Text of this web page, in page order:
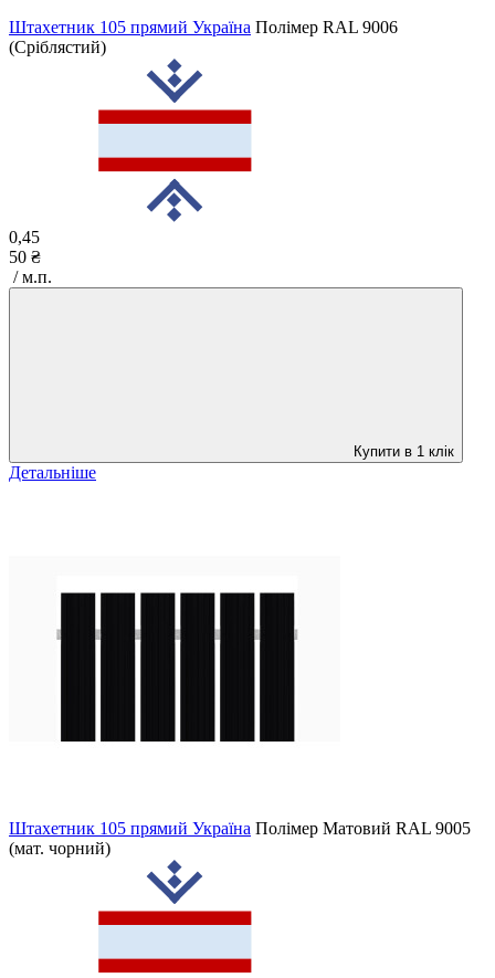
Штахетник 105 прямий Україна Полімер RAL 9006
(Сріблястий)
0,45
50 ₴
/ м.п.
Купити в 1 клік
Детальніше
Штахетник 105 прямий Україна Полімер Матовий RAL 9005
(мат. чорний)